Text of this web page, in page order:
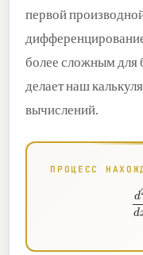
первой
более сложным для
делает наш
вычислений.
ПРОЦЕСС
d